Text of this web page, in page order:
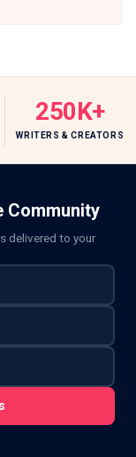
250K+
WRITERS & CREATORS
Community
delivered to your